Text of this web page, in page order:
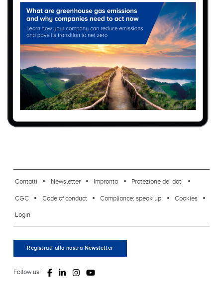
Contatti Newsletter Impronta
Protezione dei dati
CGC
Code of conduct Compliance: speak up
Cookies
Login
Registrati alla nostra Newsletter
Follow us!